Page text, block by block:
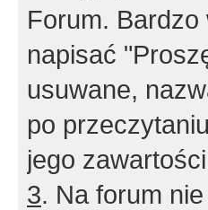
Forum.
napisać
usuwane,
po
jego
3. Na forum